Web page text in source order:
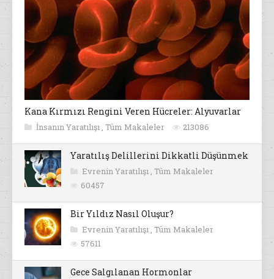
Kana Kırmızı Rengini Veren Hücreler: Alyuvarlar
İnsanın Yaratılışı , Tüm Makaleler 213086
Yaratılış Delillerini Dikkatli Düşünmek
Evrenin Yaratılışı , Tüm Makaleler
60457
Bir Yıldız Nasıl Oluşur?
Evrenin Yaratılışı , Tüm Makaleler
57611
Gece Salgılanan Hormonlar